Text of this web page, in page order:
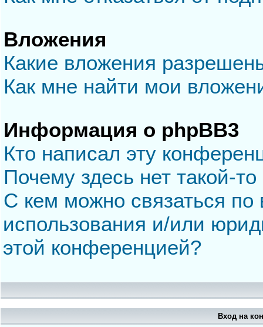
Вложения
Какие вложения
Как мне найти мои
Информация о phpBB3
Кто написал эту
Почему здесь нет такой-
С кем можно связаться по
использования и/или
этой конференцией?
Вход на